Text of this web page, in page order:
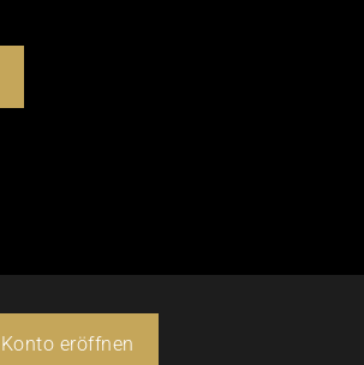
Konto eröffnen